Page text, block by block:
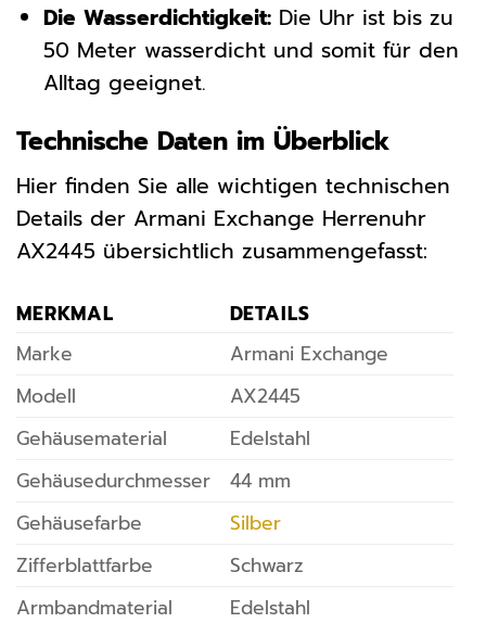
Die Wasserdichtigkeit:Die Uhr ist bis zu
50 Meter wasserdicht und somit für den
Alltag geeignet.
Technische Daten im Überblick
Hier finden Sie alle wichtigen technischen
Details der Armani Exchange Herrenuhr
AX2445 übersichtlich zusammengefasst:
MERKMAL
DETAILS
Marke
Armani Exchange
Modell
AX2445
Gehäusematerial
Edelstahl
Gehäusedurchmesser
44 mm
Gehäusefarbe
Silber
Zifferblattfarbe
Schwarz
Armbandmaterial
Edelstahl